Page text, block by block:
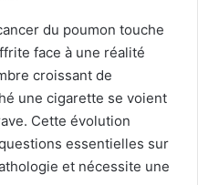
du poumon touche
face à une réalité
croissant de
une cigarette se voient
Cette évolution
essentielles sur
et nécessite une